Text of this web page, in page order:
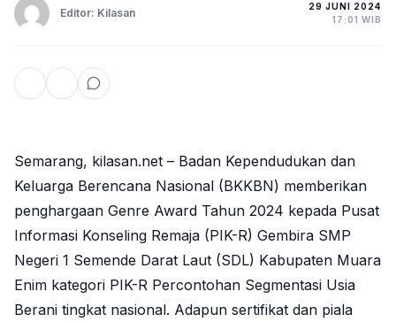
Editor: Kilasan
29 JUNI 2024
17:01 WIB
Semarang, kilasan.net – Badan Kependudukan dan
Keluarga Berencana Nasional (BKKBN) memberikan
penghargaan Genre Award Tahun 2024 kepada Pusat
Informasi Konseling Remaja (PIK-R) Gembira SMP
Negeri 1 Semende Darat Laut (SDL) Kabupaten Muara
Enim kategori PIK-R Percontohan Segmentasi Usia
Berani tingkat nasional. Adapun sertifikat dan piala